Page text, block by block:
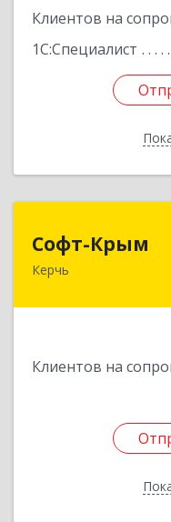
Клиентов на
1С:Специалист
Софт-Крым
Керчь
Клиентов на
Республика